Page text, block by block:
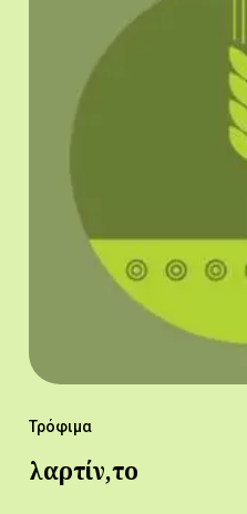
Τρόφιμα
λαρτίν,το